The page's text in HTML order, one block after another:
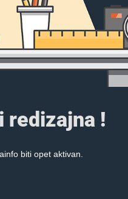
redizajna !
biti opet aktivan.